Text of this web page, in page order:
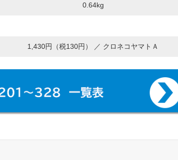
0.64kg
1,430円（税130円） ／ クロネコヤマトＡ